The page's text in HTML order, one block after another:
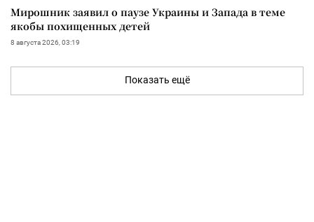
Мирошник заявил о паузе Украины и Запада в теме
якобы похищенных детей
8 августа 2026, 03:19
Показать ещё